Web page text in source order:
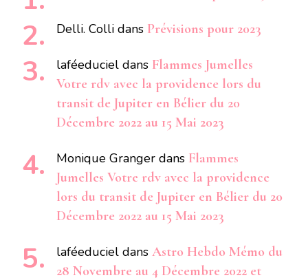
Delli. Colli dans Prévisions pour 2023
laféeduciel dans Flammes Jumelles
Votre rdv avec la providence lors du
transit de Jupiter en Bélier du 20
Décembre 2022 au 15 Mai 2023
Monique Granger dans Flammes
Jumelles Votre rdv avec la providence
lors du transit de Jupiter en Bélier du 20
Décembre 2022 au 15 Mai 2023
laféeduciel dans Astro Hebdo Mémo du
28 Novembre au 4 Décembre 2022 et